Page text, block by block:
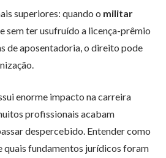
superiores: quando o militar
sem ter usufruído a licença-prêmio
de aposentadoria, o direito pode
enorme impacto na carreira
profissionais acabam
despercebido. Entender como
quais fundamentos jurídicos foram